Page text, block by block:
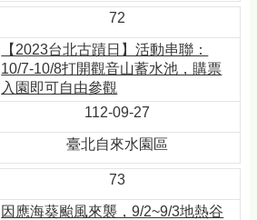
72
【2023台北古蹟日】活動串聯：
10/7-10/8打開觀音山蓄水池，購票
入園即可自由參觀
112-09-27
臺北自來水園區
73
因應海葵颱風來襲，9/2~9/3地熱谷